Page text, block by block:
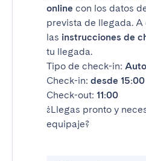
online con los datos
prevista de llegada.
las instrucciones de
tu llegada.
Tipo de check-in:
Check-in: desde 15:00
Check-out: 11:00
¿Llegas pronto y
equipaje?